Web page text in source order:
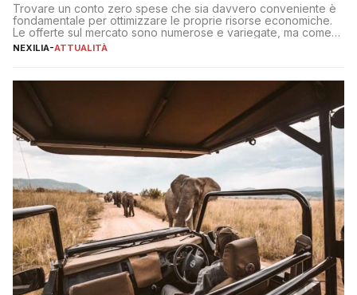
Trovare un conto zero spese che sia davvero conveniente è
fondamentale per ottimizzare le proprie risorse economiche.
Le offerte sul mercato sono numerose e variegate, ma come
individuare quella più adatta alle proprie esigenze senza
sul […]
NEXILIA-ATTUALITÀ